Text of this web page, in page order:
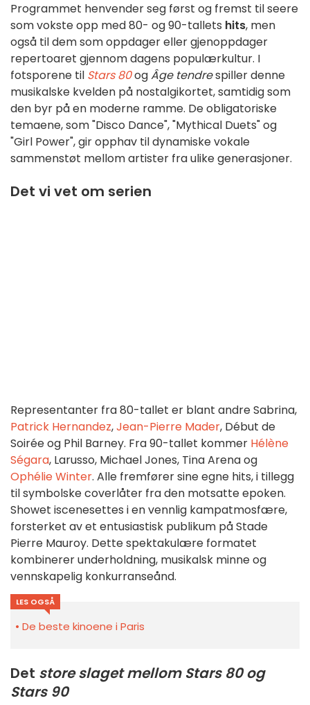
Programmet henvender seg først og fremst til seere
som vokste opp med 80- og 90-tallets hits, men
også til dem som oppdager eller gjenoppdager
repertoaret gjennom dagens populærkultur. I
fotsporene til Stars 80ogÂge tendrespiller denne
musikalske kvelden på nostalgikortet, samtidig som
den byr på en moderne ramme. De obligatoriske
temaene, som "Disco Dance", "Mythical Duets" og
"Girl Power", gir opphav til dynamiske vokale
sammenstøt mellom artister fra ulike generasjoner.
Det vi vet om serien
Representanter fra 80-tallet er blant andre Sabrina,
Patrick Hernandez,Jean-Pierre Mader, Début de
Soirée og Phil Barney. Fra 90-tallet kommer Hélène
Ségara, Larusso, Michael Jones, Tina Arena og
Ophélie Winter. Alle fremfører sine egne hits, i tillegg
til symbolske coverlåter fra den motsatte epoken.
Showet iscenesettes i en vennlig kampatmosfære,
forsterket av et entusiastisk publikum på Stade
Pierre Mauroy. Dette spektakulære formatet
kombinerer underholdning, musikalsk minne og
vennskapelig konkurranseånd.
LES OGSÅ
De beste kinoene i Paris
Det store slaget mellom Stars 80 og
Stars 90